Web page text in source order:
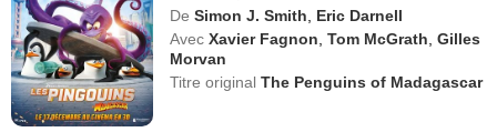
De Simon J. Smith, Eric Darnell
Avec Xavier Fagnon,Tom McGrath,Gilles
Morvan
Titre originalThe Penguins of Madagascar